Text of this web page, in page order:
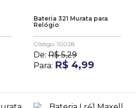
Bateria 321 Murata para
Relógio
Código: 10028
De: R$ 5,29
Para: R$ 4,99